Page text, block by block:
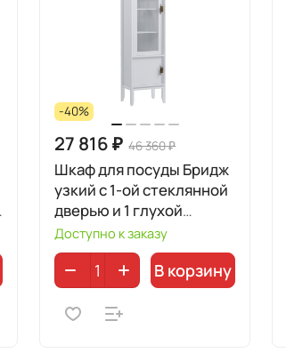
-40%
27 816 ₽ 46 360 ₽
Шкаф для посуды Бридж
узкий с 1-ой стеклянной
дверью и 1 глухой
дверью 91110
Доступно к заказу
В корзину